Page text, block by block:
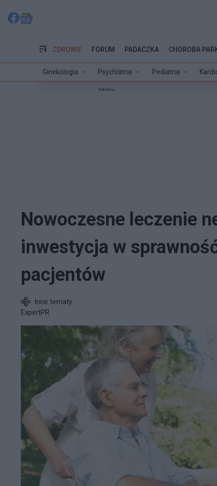
ZDROWIE
Ginekologia Psychiatria Pediatria
FORUM PADACZKA CHOROBA
Reklama:
Nowoczesne leczenie
inwestycja w
pacjentów
Inne tematy
ExpertPR